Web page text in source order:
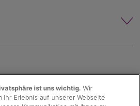
Probefahrt
ist uns wichtig. Wir
Ihr Erlebnis auf unserer Webseite